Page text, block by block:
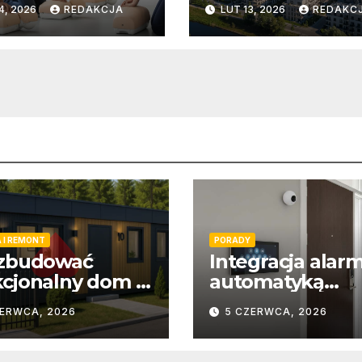
2026 REDAKCJA
– co warto
wiedzieć?
LUT 13, 2026
I REMONT
dom z
2026
PORADY
Integracja
automatyką
domową –
bezpieczeństwo
5 CZERWCA, 2026